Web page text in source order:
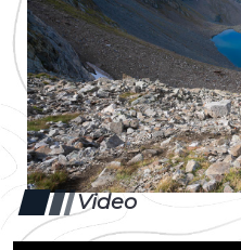
Video